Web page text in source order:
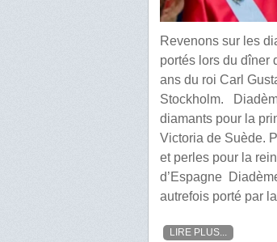
Revenons sur les
portés lors du dîner
ans du roi Carl
Stockholm.
diamants pour la
Victoria de Suède.
et perles pour la
d’Espagne
autrefois porté par
LIRE PLUS...